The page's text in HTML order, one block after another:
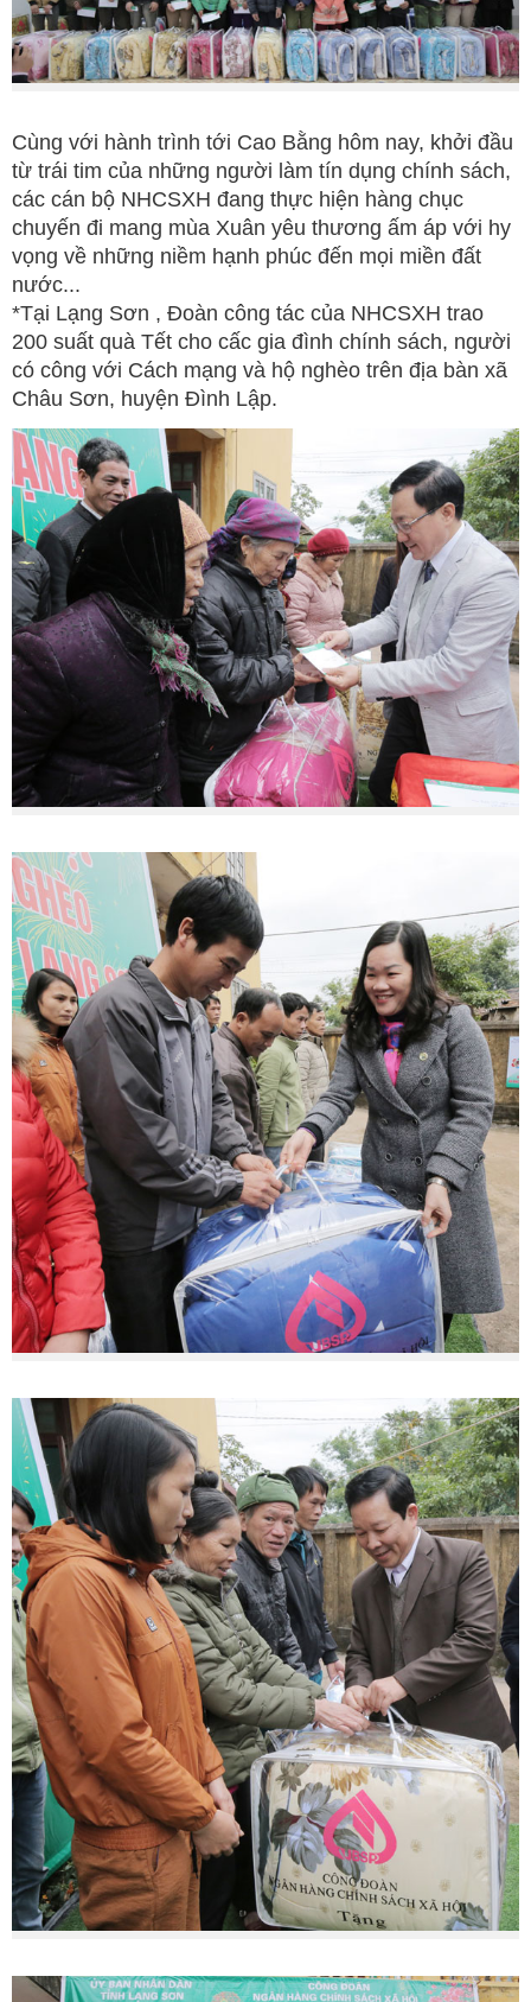
Cùng với hành trình tới Cao Bằng hôm nay, khởi đầu
từ trái tim của những người làm tín dụng chính sách,
các cán bộ NHCSXH đang thực hiện hàng chục
chuyến đi mang mùa Xuân yêu thương ấm áp với hy
vọng về những niềm hạnh phúc đến mọi miền đất
nước...
*Tại Lạng Sơn , Đoàn công tác của NHCSXH trao
200 suất quà Tết cho cấc gia đình chính sách, người
có công với Cách mạng và hộ nghèo trên địa bàn xã
Châu Sơn, huyện Đình Lập.